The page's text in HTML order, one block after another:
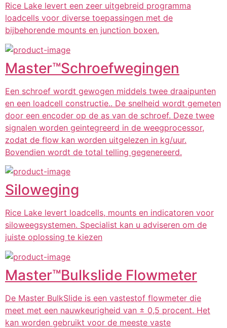
Rice Lake levert een zeer uitgebreid programma
loadcells voor diverse toepassingen met de
bijbehorende mounts en junction boxen.
Master™️Schroefwegingen
Een schroef wordt gewogen middels twee draaipunten
en een loadcell constructie.. De snelheid wordt gemeten
door een encoder op de as van de schroef. Deze twee
signalen worden geintegreerd in de weegprocessor,
zodat de flow kan worden uitgelezen in kg/uur.
Bovendien wordt de total telling gegenereerd.
Siloweging
Rice Lake levert loadcells, mounts en indicatoren voor
siloweegsystemen. Specialist kan u adviseren om de
juiste oplossing te kiezen
Master™️Bulkslide Flowmeter
De Master BulkSlide is een vastestof flowmeter die
meet met een nauwkeurigheid van ± 0,5 procent. Het
kan worden gebruikt voor de meeste vaste